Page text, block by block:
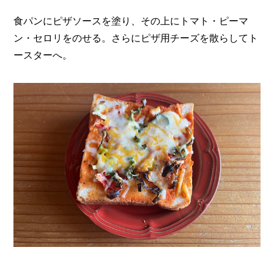
食パンにピザソースを塗り、その上にトマト・ピーマ
ン・セロリをのせる。さらにピザ用チーズを散らしてト
ースターへ。